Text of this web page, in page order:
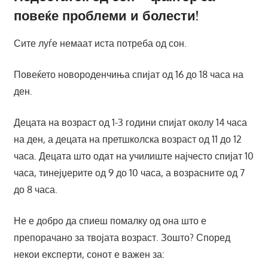
повеќе проблеми и болести!
Сите луѓе немаат иста потреба од сон.
Повеќето новороденчиња спијат од 16 до 18 часа на
ден.
Децата на возраст од 1-3 години спијат околу 14 часа
на ден, а децата на претшколска возраст од 11 до 12
часа. Децата што одат на училиште најчесто спијат 10
часа, тинејџерите од 9 до 10 часа, а возрасните од 7
до 8 часа.
Не е добро да спиеш помалку од она што е
препорачано за твојата возраст. Зошто? Според
некои експерти, сонот е важен за: